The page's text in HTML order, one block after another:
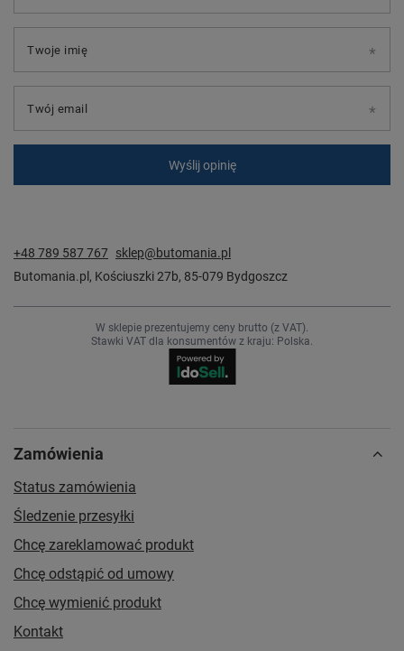
Twoje imię
Twój email
Wyślij opinię
+48 789 587 767 sklep@butomania.pl
Butomania.pl , Kościuszki 27b, 85-079 Bydgoszcz
W sklepie prezentujemy ceny brutto (z VAT).
Stawki VAT dla konsumentów z kraju: Polska.
Zamówienia
Status zamówienia
Śledzenie przesyłki
Chcę zareklamować produkt
Chcę odstąpić od umowy
Chcę wymienić produkt
Kontakt